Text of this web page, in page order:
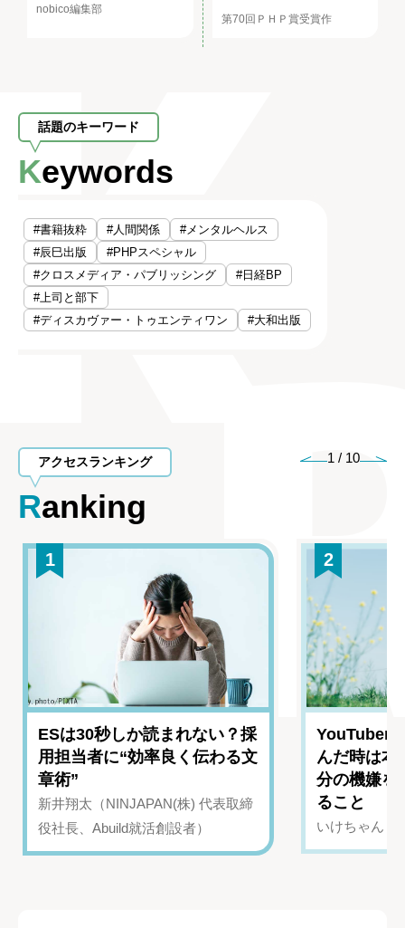
nobico編集部
第70回ＰＨＰ賞受賞作
話題のキーワード
Keywords
#書籍抜粋 #人間関係
#メンタルヘルス
#辰巳出版
#PHPスペシャル
#クロスメディア・パブリッシング
#日経BP
#上司と部下
#ディスカヴァー・トゥエンティワン
#大和出版
アクセスランキング
Ranking
1 / 10
1
ESは30秒しか読まれない？採
用担当者に“効率良く伝わる文
章術”
新井翔太（NINJAPAN(株) 代表取締
役社長、Abuild就活創設者）
2
YouTuber
んだ時は
分の機嫌を
ること
いけちゃん（